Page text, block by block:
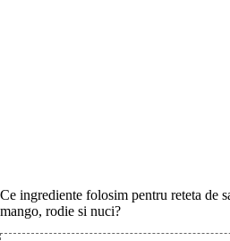
Ce ingrediente folosim pentru reteta de
mango, rodie si nuci?